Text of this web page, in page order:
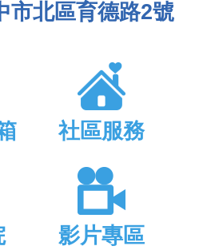
市北區育德路2號
社區服務
影片專區